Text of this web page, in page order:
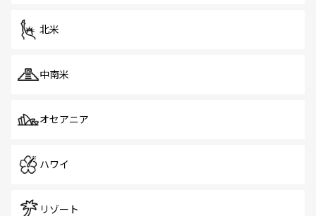
北米
中南米
オセアニア
ハワイ
リゾート